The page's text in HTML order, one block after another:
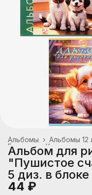
Альбомы 12
Альбомы ›
Канцтовары,
Главная
Альбом для
"Пушистое
5 диз. в блоке
44 ₽